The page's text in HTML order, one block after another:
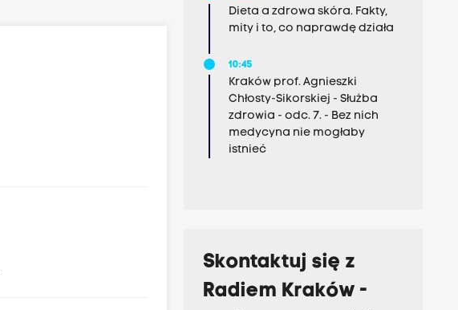
Dieta a zdrowa skóra. Fakty,
mity i to, co naprawdę działa
10:45
Kraków prof. Agnieszki
Chłosty-Sikorskiej - Służba
zdrowia - odc. 7. - Bez nich
medycyna nie mogłaby
istnieć
Skontaktuj się z
Radiem Kraków -